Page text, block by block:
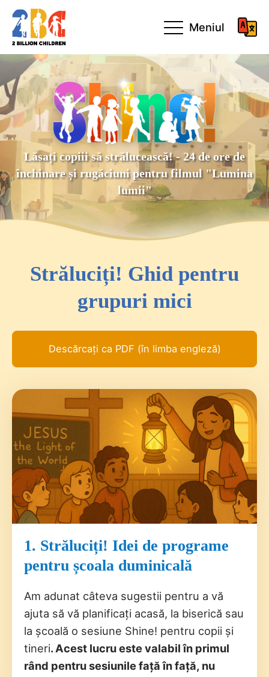
Meniul
Lăsați copiii să strălucească! - 24 de ore de
închinare și rugăciuni pentru filmul "Lumina
lumii"
Străluciți! Ghid pentru
grupuri mici
Descărcați ca PDF (în limba engleză)
1. Străluciți! Idei de programe
pentru școala duminicală
Am adunat câteva sugestii pentru a vă
ajuta să vă planificați acasă, la biserică sau
la școală o sesiune Shine! pentru copii și
tineri. Acest lucru este valabil în primul
rând pentru sesiunile față în față, nu